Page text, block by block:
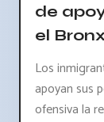
de
el
Los
apoyan sus
ofensiva la